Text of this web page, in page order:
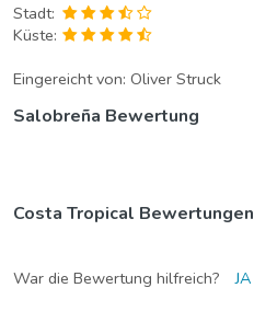
Stadt:
Küste:
Eingereicht von: Oliver Struck
Salobreña Bewertung
Costa Tropical Bewertungen
War die Bewertung hilfreich? JA